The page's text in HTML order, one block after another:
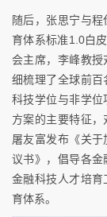
随后，张思宁与
育体系标准1.0白
会主席，李峰教
细梳理了全球前
科技学位与非学
方案的主要特征，
屠友富发布《关
议书》，倡导各
金融科技人才培
育体系。